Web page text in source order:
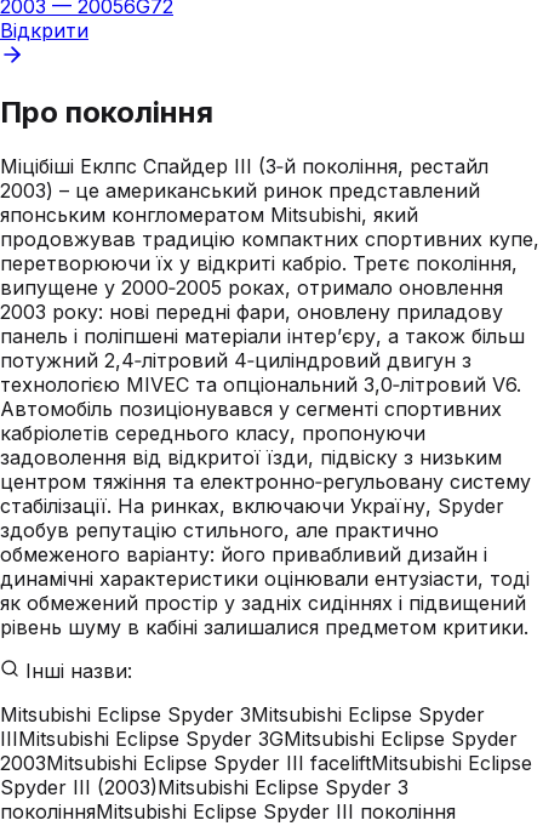
2003 — 20056G72
Відкрити
Про покоління
Міцібіші Еклпс Спайдер III (3‑й покоління, рестайл
2003) – це американський ринок представлений
японським конгломератом Mitsubishi, який
продовжував традицію компактних спортивних купе,
перетворюючи їх у відкриті кабріо. Третє покоління,
випущене у 2000‑2005 роках, отримало оновлення
2003 року: нові передні фари, оновлену приладову
панель і поліпшені матеріали інтер’єру, а також більш
потужний 2,4‑літровий 4‑циліндровий двигун з
технологією MIVEC та опціональний 3,0‑літровий V6.
Автомобіль позиціонувався у сегменті спортивних
кабріолетів середнього класу, пропонуючи
задоволення від відкритої їзди, підвіску з низьким
центром тяжіння та електронно‑регульовану систему
стабілізації. На ринках, включаючи Україну, Spyder
здобув репутацію стильного, але практично
обмеженого варіанту: його привабливий дизайн і
динамічні характеристики оцінювали ентузіасти, тоді
як обмежений простір у задніх сидіннях і підвищений
рівень шуму в кабіні залишалися предметом критики.
Інші назви:
Mitsubishi Eclipse Spyder 3Mitsubishi Eclipse Spyder
IIIMitsubishi Eclipse Spyder 3GMitsubishi Eclipse Spyder
2003Mitsubishi Eclipse Spyder III faceliftMitsubishi Eclipse
Spyder III (2003)Mitsubishi Eclipse Spyder 3
поколінняMitsubishi Eclipse Spyder III покоління